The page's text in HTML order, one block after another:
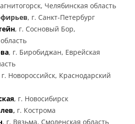
Челябинская область
, г. Санкт-Петербург
, г. Сосновый Бор,
, г. Биробиджан, Еврейская
г. Новороссийск, Краснодарский
, г. Новосибирск
, г. Кострома
, г. Вязьма, Смоленская область